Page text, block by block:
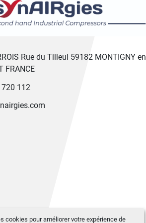
cookies pour améliorer votre expérience de
Rue du Tilleul 59182 MONTIGNY en
FRANCE
112